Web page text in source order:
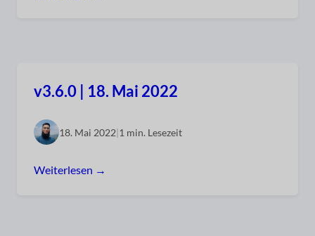
v3.6.0 | 18. Mai 2022
18. Mai 2022|1 min. Lesezeit
Weiterlesen →